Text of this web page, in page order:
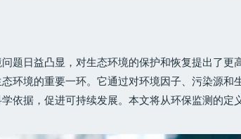
题日益凸显，对生态环境的保护和恢复提出了更
环境的重要一环。它通过对环境因子、污染源和
依据，促进可持续发展。本文将从环保监测的定义